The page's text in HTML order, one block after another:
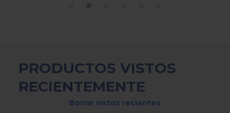
PRODUCTOS VISTOS
RECIENTEMENTE
Borrar vistos recientes